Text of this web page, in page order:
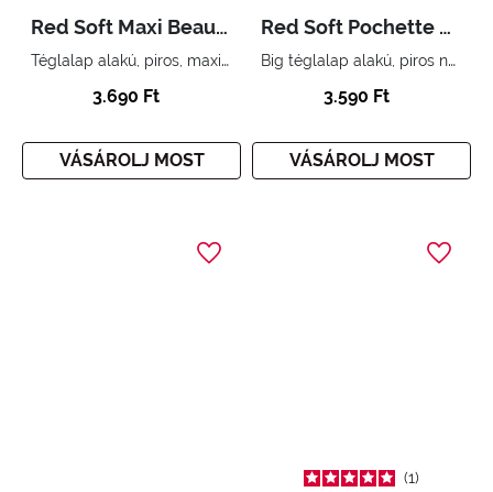
Red Soft Maxi Beauty
Téglalap alakú, piros, maxi neszesszer
3.690 Ft
VÁSÁROLJ MOST
Red Soft Pochette Big
Big téglalap alakú, piros neszesszer
3.590 Ft
VÁSÁROLJ MOST
1